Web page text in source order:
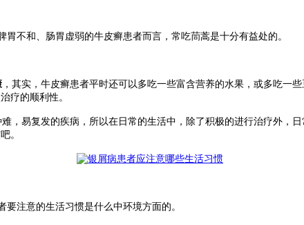
不和、肠胃虚弱的牛皮癣患者而言，常吃茼蒿是十分有益处的。
，其实，牛皮癣患者平时还可以多吃一些富含营养的水果，或多吃一
疗的顺利性。
易复发的疾病，所以在日常的生活中，除了积极的进行治疗外，
。
注意的生活习惯是什么中环境方面的。